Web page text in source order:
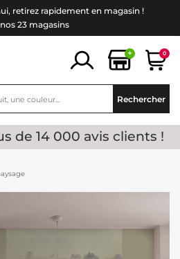
retirez rapidement en magasin !
23 magasins
+ 0
Rechercher
de 14 000 avis clients !